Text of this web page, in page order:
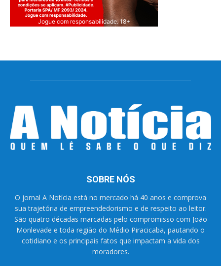
Jogue com responsabilidade. 18+
SOBRE NÓS
O jornal A Notícia está no mercado há 40 anos e comprova
sua trajetória de empreendedorismo e de respeito ao leitor.
São quatro décadas marcadas pelo compromisso com João
Monlevade e toda região do Médio Piracicaba, pautando o
cotidiano e os principais fatos que impactam a vida dos
moradores.